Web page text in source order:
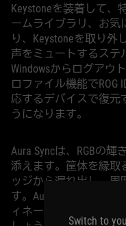
Switch to
Keystoneを装着して、
ームライブラリ、お気
り、Keystoneを取り
声をミュートするステ
Windowsからログアウ
ロファイル機能でROG
応するデバイスで復元
うになります。
Aura Syncは、RGBの
添えます。筐体を縁取
ッジから漏れ出し、周
す。Aura Sync対応デ
ィネートして、雰囲気